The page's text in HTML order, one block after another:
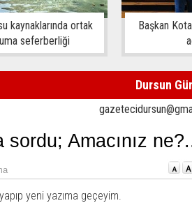
kaynaklarında ortak
seferberliği
Başkan
Dursun
sordu; Amacınız
yeni yazıma geçeyim.